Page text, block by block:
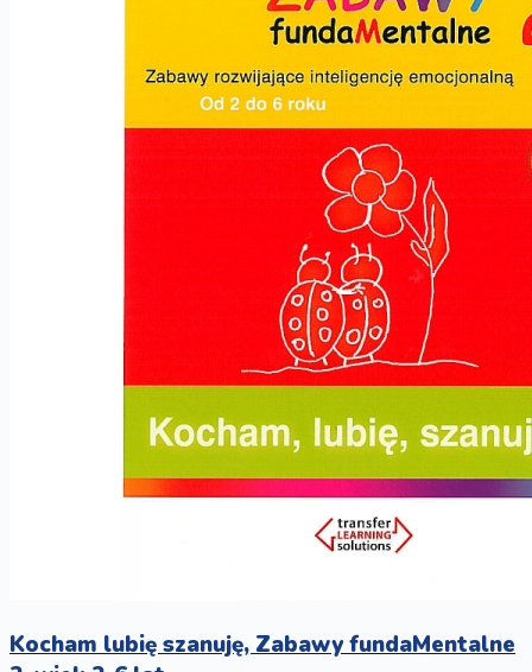
Kocham lubię szanuję, Zabawy fundaMentalne